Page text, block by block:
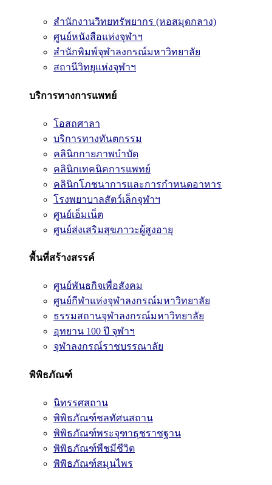
สำนักงานวิทยทรัพยากร (หอสมุดกลาง)
ศูนย์หนังสือแห่งจุฬาฯ
สำนักพิมพ์จุฬาลงกรณ์มหาวิทยาลัย
สถานีวิทยุแห่งจุฬาฯ
บริการทางการแพทย์
โอสถศาลา
บริการทางทันตกรรม
คลินิกกายภาพบำบัด
คลินิกเทคนิคการแพทย์
คลินิกโภชนาการและการกำหนดอาหาร
โรงพยาบาลสัตว์เล็กจุฬาฯ
ศูนย์เอ็มเน็ต
ศูนย์ส่งเสริมสุขภาวะผู้สูงอายุ
พื้นที่สร้างสรรค์
ศูนย์พันธกิจเพื่อสังคม
ศูนย์กีฬาแห่งจุฬาลงกรณ์มหาวิทยาลัย
ธรรมสถานจุฬาลงกรณ์มหาวิทยาลัย
อุทยาน 100 ปี จุฬาฯ
จุฬาลงกรณ์ราชบรรณาลัย
พิพิธภัณฑ์
นิทรรศสถาน
พิพิธภัณฑ์ชลทัศนสถาน
พิพิธภัณฑ์พระจุฑาธุชราชฐาน
พิพิธภัณฑ์พืชมีชีวิต
พิพิธภัณฑ์สมุนไพร